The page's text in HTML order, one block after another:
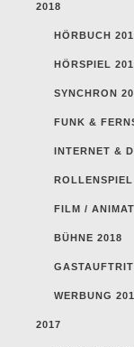
2018
HÖRBUCH
HÖRSPIEL
SYNCHRON
FUNK &
INTERNET &
FILM /
BÜHNE 2018
WERBUNG
2017